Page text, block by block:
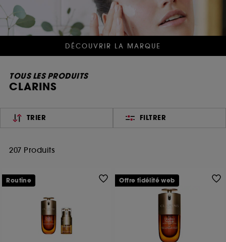
DÉCOUVRIR LA MARQUE
TOUS LES PRODUITS
CLARINS
TRIER FILTRER
207 Produits
Routine Offre fidélité web